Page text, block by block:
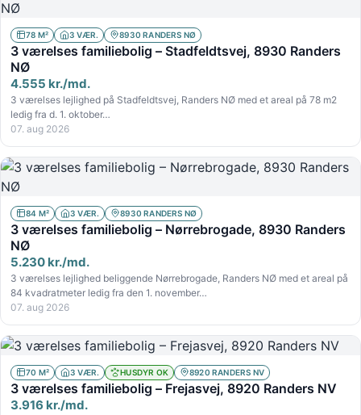
78 M² 3 VÆR. 8930 RANDERS NØ
3 værelses familiebolig – Stadfeldtsvej, 8930 Randers
NØ
4.555 kr./md.
3 værelses lejlighed på Stadfeldtsvej, Randers NØ med et areal på 78 m2
ledig fra d. 1. oktober…
07. aug 2026
84 M² 3 VÆR. 8930 RANDERS NØ
3 værelses familiebolig – Nørrebrogade, 8930 Randers
NØ
5.230 kr./md.
3 værelses lejlighed beliggende Nørrebrogade, Randers NØ med et areal på
84 kvadratmeter ledig fra den 1. november…
07. aug 2026
70 M² 3 VÆR. HUSDYR OK 8920 RANDERS NV
3 værelses familiebolig – Frejasvej, 8920 Randers NV
3.916 kr./md.